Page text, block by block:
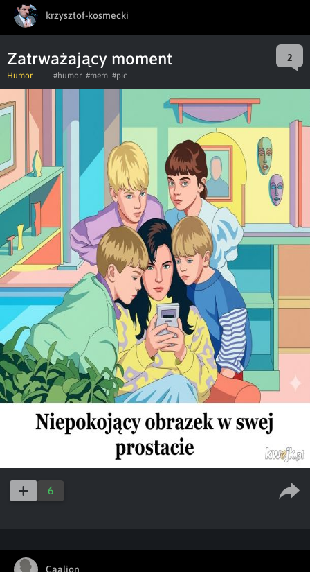
krzysztof-kosmecki
Zatrważający moment 2
Humor #humor #mem #pic
6
Caalion